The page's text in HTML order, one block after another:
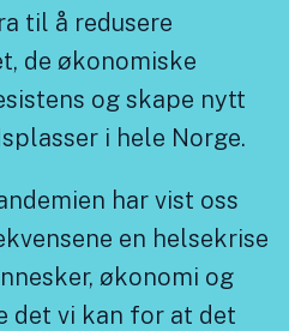
til å redusere
de økonomiske
og skape nytt
i hele Norge.
har vist oss
en helsekrise
økonomi og
det vi kan for at det